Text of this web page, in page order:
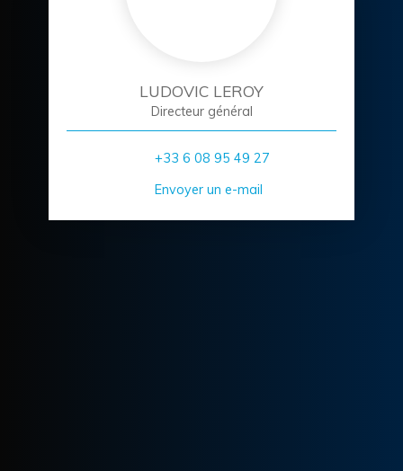
LUDOVIC LEROY
Directeur général
+33 6 08 95 49 27
Envoyer un e-mail